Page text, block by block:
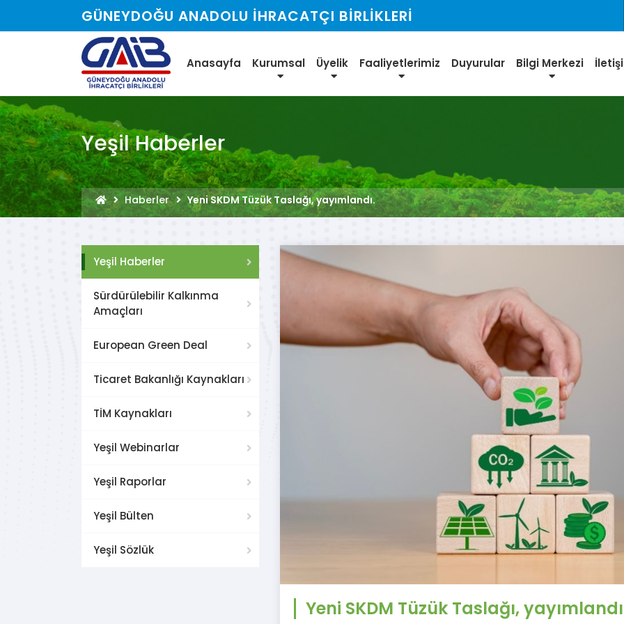
GÜNEYDOĞU ANADOLU İHRACATÇI BİRLİKLERİ
Anasayfa Kurumsal Üyelik Faaliyetlerimiz Duyurular Bilgi Merkezi
Yeşil Haberler
Haberler Yeni SKDM Tüzük Taslağı, yayımlandı.
Yeşil Haberler
Sürdürülebilir Kalkınma
Amaçları
European Green Deal
Ticaret Bakanlığı Kaynakları
TİM Kaynakları
Yeşil Webinarlar
Yeşil Raporlar
Yeşil Bülten
Yeşil Sözlük
Yeni SKDM Tüzük Taslağı,